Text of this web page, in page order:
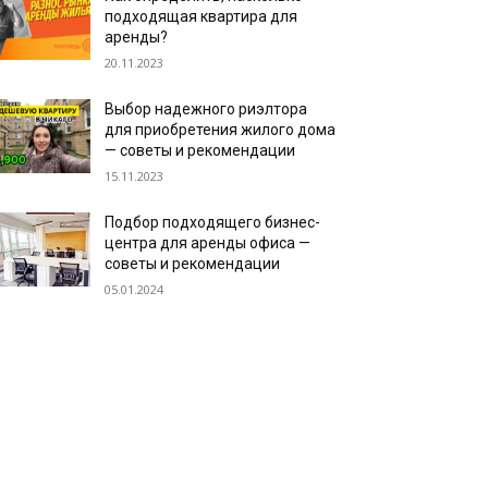
подходящая квартира для
аренды?
20.11.2023
Выбор надежного риэлтора
для приобретения жилого дома
— советы и рекомендации
15.11.2023
Подбор подходящего бизнес-
центра для аренды офиса —
советы и рекомендации
05.01.2024